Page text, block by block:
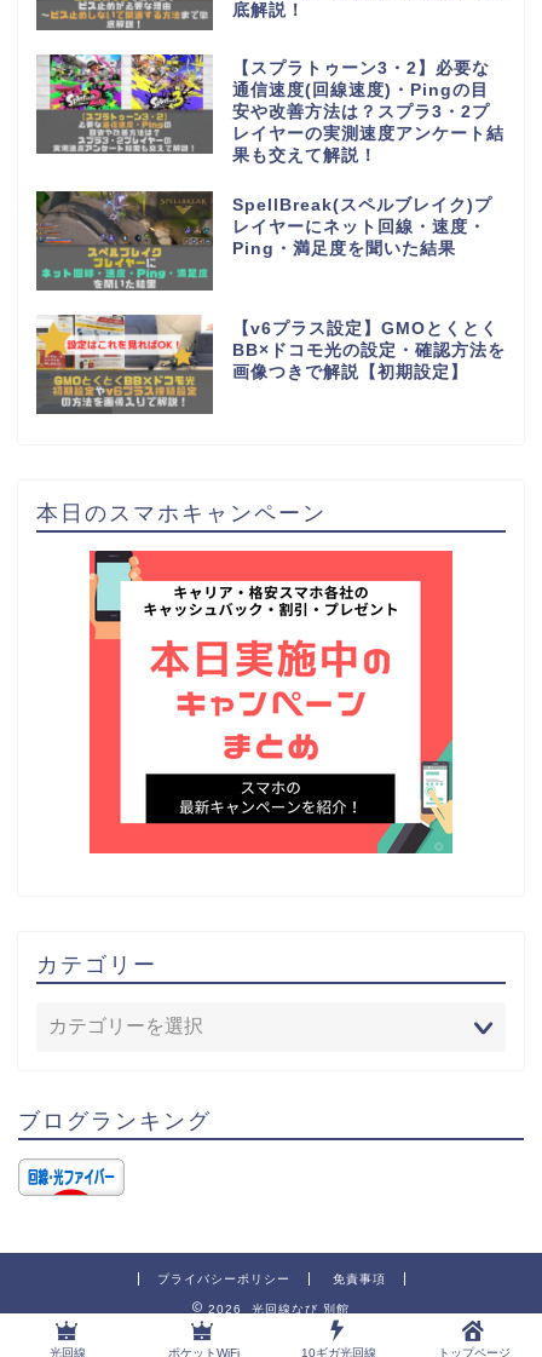
底解説！
【スプラトゥーン3・2】必要な
通信速度(回線速度)・Pingの目
安や改善方法は？スプラ3・2プ
レイヤーの実測速度アンケート結
果も交えて解説！
SpellBreak(スペルブレイク)プ
レイヤーにネット回線・速度・
Ping・満足度を聞いた結果
【v6プラス設定】GMOとくとく
BB×ドコモ光の設定・確認方法を
画像つきで解説【初期設定】
本日のスマホキャンペーン
カテゴリー
ブログランキング
プライバシーポリシー 免責事項
2026 光回線なび 別館
光回線 ポケットWiFi 10ギガ光回線 トップページ